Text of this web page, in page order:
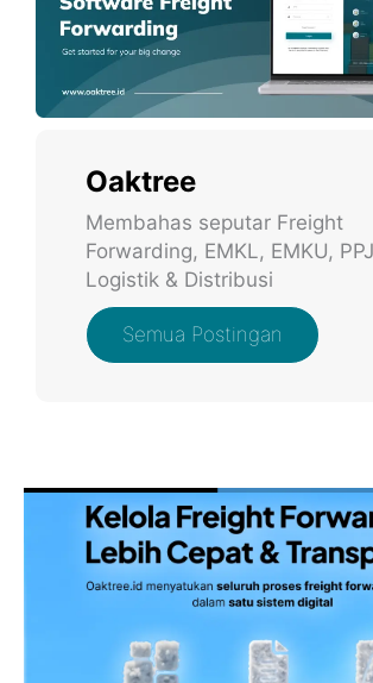
Oaktree
Membahas seputar Freight
Forwarding, EMKL, EMKU,
Logistik & Distribusi
Semua Postingan